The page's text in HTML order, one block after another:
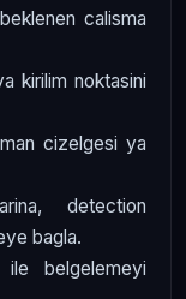
calisma
kirilim noktasini
cizelgesi ya
detection
bagla.
ile belgelemeyi